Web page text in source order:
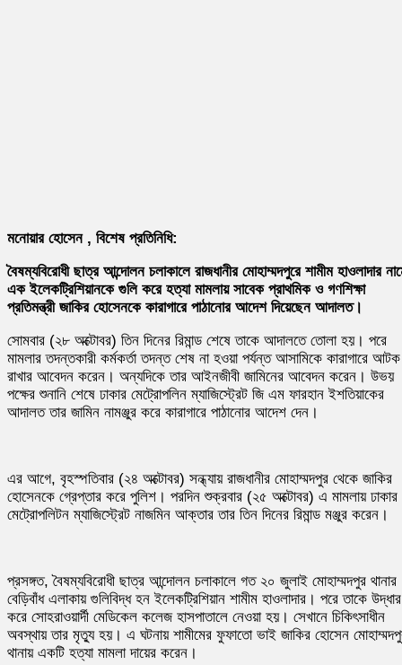
মনোয়ার হোসেন , বিশেষ প্রতিনিধি:
বৈষম্যবিরোধী ছাত্র আন্দোলন চলাকালে রাজধানীর মোহাম্মদপুরে শামীম হাওলাদার
এক ইলেকট্রিশিয়ানকে গুলি করে হত্যা মামলায় সাবেক প্রাথমিক ও গণশিক্ষা
প্রতিমন্ত্রী জাকির হোসেনকে কারাগারে পাঠানোর আদেশ দিয়েছেন আদালত।
সোমবার (২৮ অক্টোবর) তিন দিনের রিমান্ড শেষে তাকে আদালতে তোলা হয়। পরে
মামলার তদন্তকারী কর্মকর্তা তদন্ত শেষ না হওয়া পর্যন্ত আসামিকে কারাগারে আটক
রাখার আবেদন করেন। অন্যদিকে তার আইনজীবী জামিনের আবেদন করেন। উভয়
পক্ষের শুনানি শেষে ঢাকার মেট্রোপলিন ম্যাজিস্ট্রেট জি এম ফারহান ইশতিয়াকের
আদালত তার জামিন নামঞ্জুর করে কারাগারে পাঠানোর আদেশ দেন।
এর আগে, বৃহস্পতিবার (২৪ অক্টোবর) সন্ধ্যায় রাজধানীর মোহাম্মদপুর থেকে জাকির
হোসেনকে গ্রেপ্তার করে পুলিশ। পরদিন শুক্রবার (২৫ অক্টোবর) এ মামলায় ঢাকার
মেট্রোপলিটন ম্যাজিস্ট্রেট নাজমিন আক্তার তার তিন দিনের রিমান্ড মঞ্জুর করেন।
প্রসঙ্গত, বৈষম্যবিরোধী ছাত্র আন্দোলন চলাকালে গত ২০ জুলাই মোহাম্মদপুর থানার
বেড়িবাঁধ এলাকায় গুলিবিদ্ধ হন ইলেকট্রিশিয়ান শামীম হাওলাদার। পরে তাকে উদ্ধার
করে সোহরাওয়ার্দী মেডিকেল কলেজ হাসপাতালে নেওয়া হয়। সেখানে চিকিৎসাধীন
অবস্থায় তার মৃত্যু হয়। এ ঘটনায় শামীমের ফুফাতো ভাই জাকির হোসেন
থানায় একটি হত্যা মামলা দায়ের করেন।